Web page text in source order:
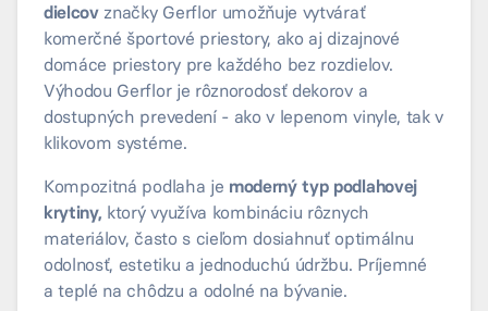
dielcovznačky Gerflor umožňuje vytvárať
komerčné športové priestory, ako aj dizajnové
domáce priestory pre každého bez rozdielov.
Výhodou Gerflor je rôznorodosť dekorov a
dostupných prevedení - ako v lepenom vinyle, tak v
klikovom systéme.
Kompozitná podlaha je moderný typ podlahovej
krytiny, ktorý využíva kombináciu rôznych
materiálov, často s cieľom dosiahnuť optimálnu
odolnosť, estetiku a jednoduchú údržbu. Príjemné
a teplé na chôdzu a odolné na bývanie.